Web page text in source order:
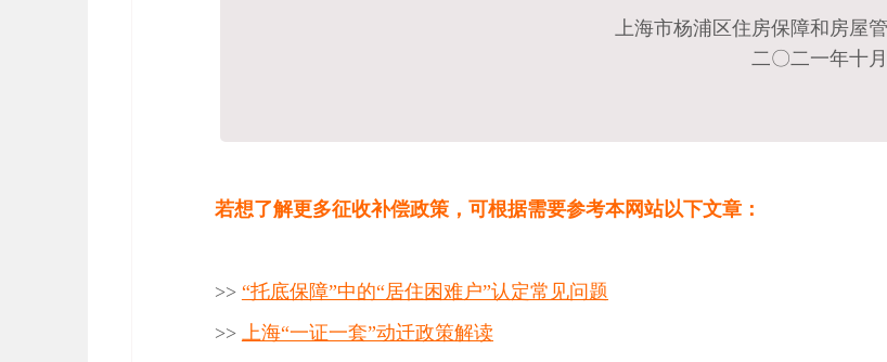
上海市杨浦区住房保障和房屋
二〇二一年十
若想了解更多征收补偿政策，可根据需要参考本网站以下文章：
>> “托底保障”中的“居住困难户”认定常见问题
>> 上海“一证一套”动迁政策解读